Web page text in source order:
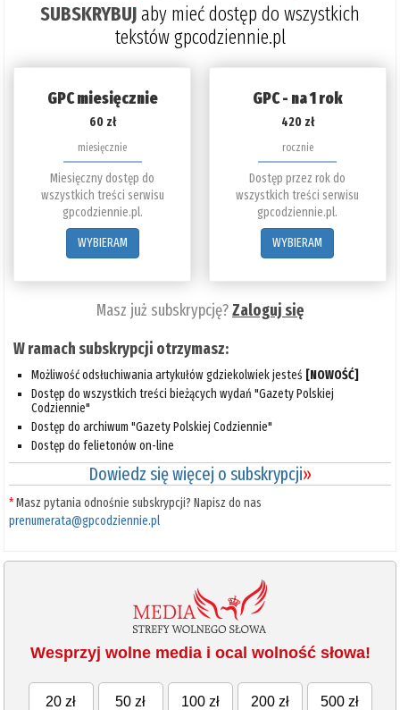
SUBSKRYBUJaby mieć dostęp do wszystkich
tekstów gpcodziennie.pl
GPC miesięcznie
60 zł
miesięcznie
Miesięczny dostęp do
wszystkich treści serwisu
gpcodziennie.pl.
WYBIERAM
GPC - na 1 rok
420 zł
rocznie
Dostęp przez rok do
wszystkich treści serwisu
gpcodziennie.pl.
WYBIERAM
Masz już subskrypcję?Zaloguj się
W ramach subskrypcji otrzymasz:
Możliwość odsłuchiwania artykułów gdziekolwiek jesteś [NOWOŚĆ]
Dostęp do wszystkich treści bieżących wydań "Gazety Polskiej
Codziennie"
Dostęp do archiwum "Gazety Polskiej Codziennie"
Dostęp do felietonów on-line
Dowiedz się więcej o subskrypcji»
*Masz pytania odnośnie subskrypcji? Napisz do nas
prenumerata@gpcodziennie.pl
Wesprzyj wolne media i ocal wolność słowa!
20 zł 50 zł 100 zł 200 zł 500 zł